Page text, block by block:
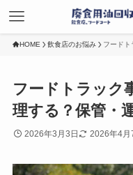
HOME 飲食店のお悩み フード
フードトラック
理する？保管・
2026年3月3日 2026年4月